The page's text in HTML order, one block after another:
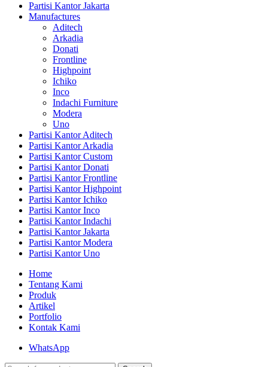
Partisi Kantor Jakarta
Manufactures
Aditech
Arkadia
Donati
Frontline
Highpoint
Ichiko
Inco
Indachi Furniture
Modera
Uno
Partisi Kantor Aditech
Partisi Kantor Arkadia
Partisi Kantor Custom
Partisi Kantor Donati
Partisi Kantor Frontline
Partisi Kantor Highpoint
Partisi Kantor Ichiko
Partisi Kantor Inco
Partisi Kantor Indachi
Partisi Kantor Jakarta
Partisi Kantor Modera
Partisi Kantor Uno
Home
Tentang Kami
Produk
Artikel
Portfolio
Kontak Kami
WhatsApp